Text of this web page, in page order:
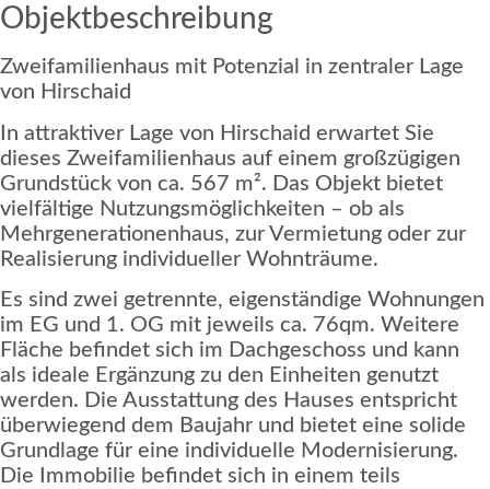
Objektbeschreibung
Zweifamilienhaus mit Potenzial in zentraler Lage
von Hirschaid
In attraktiver Lage von Hirschaid erwartet Sie
dieses Zweifamilienhaus auf einem großzügigen
Grundstück von ca. 567 m². Das Objekt bietet
vielfältige Nutzungsmöglichkeiten – ob als
Mehrgenerationenhaus, zur Vermietung oder zur
Realisierung individueller Wohnträume.
Es sind zwei getrennte, eigenständige Wohnungen
im EG und 1. OG mit jeweils ca. 76qm. Weitere
Fläche befindet sich im Dachgeschoss und kann
als ideale Ergänzung zu den Einheiten genutzt
werden. Die Ausstattung des Hauses entspricht
überwiegend dem Baujahr und bietet eine solide
Grundlage für eine individuelle Modernisierung.
Die Immobilie befindet sich in einem teils